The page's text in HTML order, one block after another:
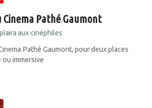
Cinema Pathé Gaumont
aux cinéphiles
Pathé Gaumont, pour deux places
ou immersive